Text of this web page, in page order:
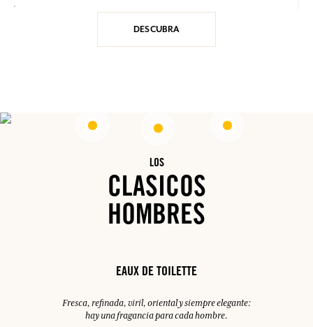
DESCUBRA
LOS
CLASICOS
HOMBRES
EAUX DE TOILETTE
Fresca, refinada, viril, oriental y siempre elegante:
hay una fragancia para cada hombre.